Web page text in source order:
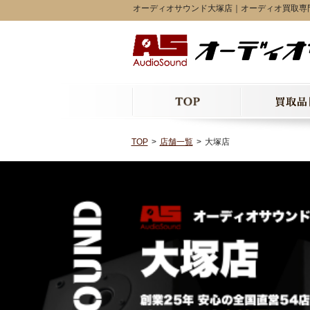
オーディオサウンド大塚店｜オーディオ買取専
TOP 店舗一覧 大塚店